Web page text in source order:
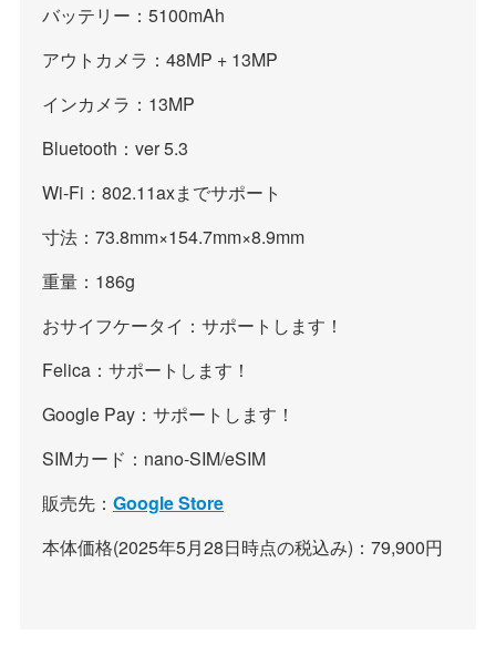
バッテリー：5100mAh
アウトカメラ：48MP + 13MP
インカメラ：13MP
Bluetooth：ver 5.3
Wi-Fi：802.11axまでサポート
寸法：73.8mm×154.7mm×8.9mm
重量：186g
おサイフケータイ：サポートします！
Felica：サポートします！
Google Pay：サポートします！
SIMカード：nano-SIM/eSIM
販売先： Google Store
本体価格(2025年5月28日時点の税込み)：79,900円